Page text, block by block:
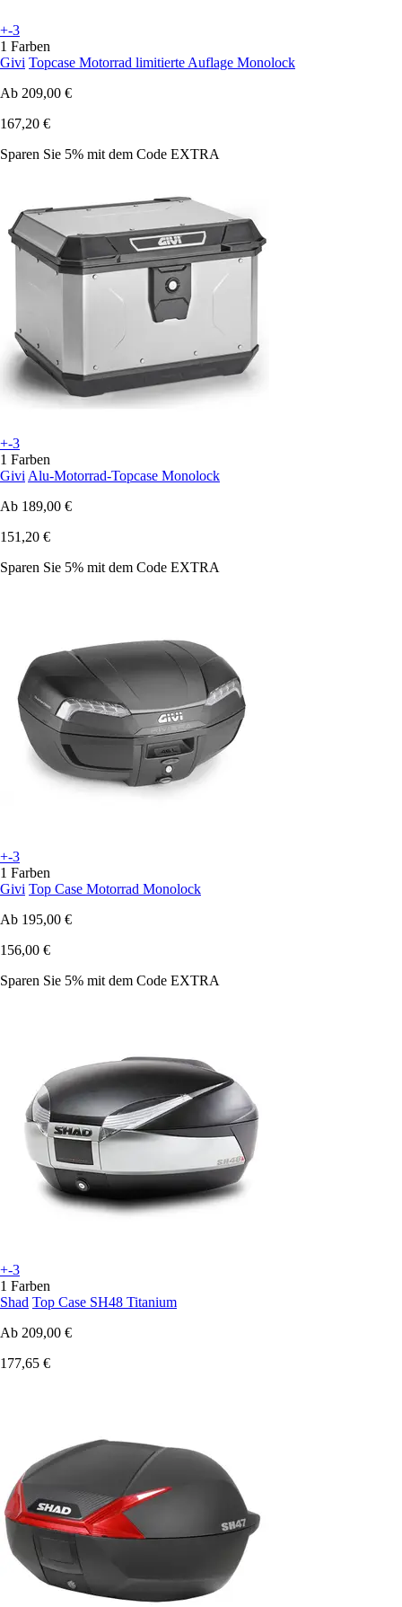
+-3
1 Farben
Givi Topcase Motorrad limitierte Auflage Monolock
Ab 209,00 €
167,20 €
Sparen Sie 5% mit dem Code EXTRA
+-3
1 Farben
Givi Alu-Motorrad-Topcase Monolock
Ab 189,00 €
151,20 €
Sparen Sie 5% mit dem Code EXTRA
+-3
1 Farben
Givi Top Case Motorrad Monolock
Ab 195,00 €
156,00 €
Sparen Sie 5% mit dem Code EXTRA
+-3
1 Farben
Shad Top Case SH48 Titanium
Ab 209,00 €
177,65 €